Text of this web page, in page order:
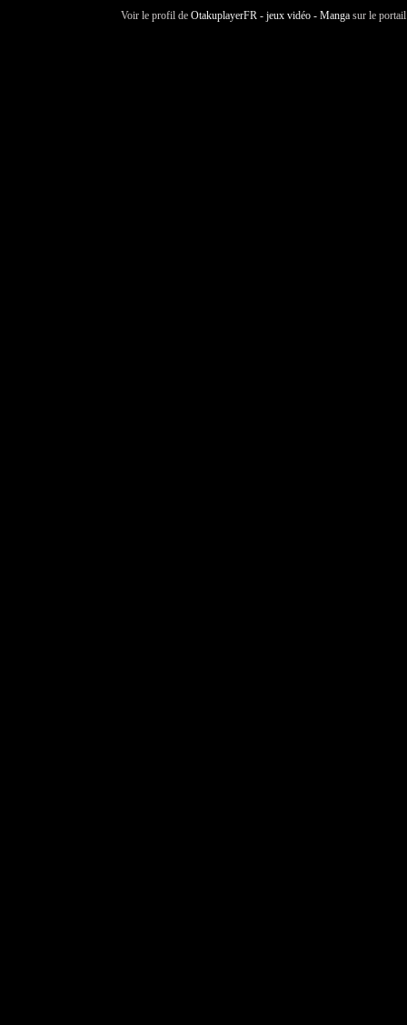
Voir le profil de OtakuplayerFR - jeux vidéo - Manga sur le